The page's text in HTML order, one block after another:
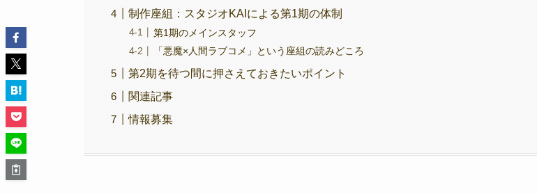
制作座組：スタジオKAIによる第1期の体制
第1期のメインスタッフ
「悪魔×人間ラブコメ」という座組の読みどころ
第2期を待つ間に押さえておきたいポイント
関連記事
情報募集